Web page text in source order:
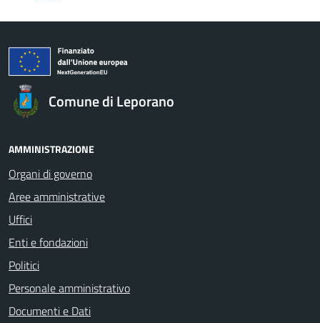
Comune di Leporano
AMMINISTRAZIONE
Organi di governo
Aree amministrative
Uffici
Enti e fondazioni
Politici
Personale amministrativo
Documenti e Dati